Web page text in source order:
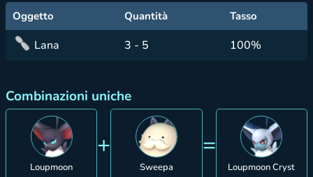
Oggetto Quantità Tasso
Lana 3 - 5 100%
Combinazioni uniche
Loupmoon
+
Sweepa
=
Loupmoon Cryst